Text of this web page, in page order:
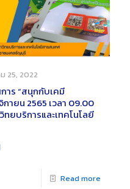
25, 2022
าร “สนุกกับเคมี
ายน 2565 เวลา 09.00
ยบริการและเทคโนโลยี
Read more